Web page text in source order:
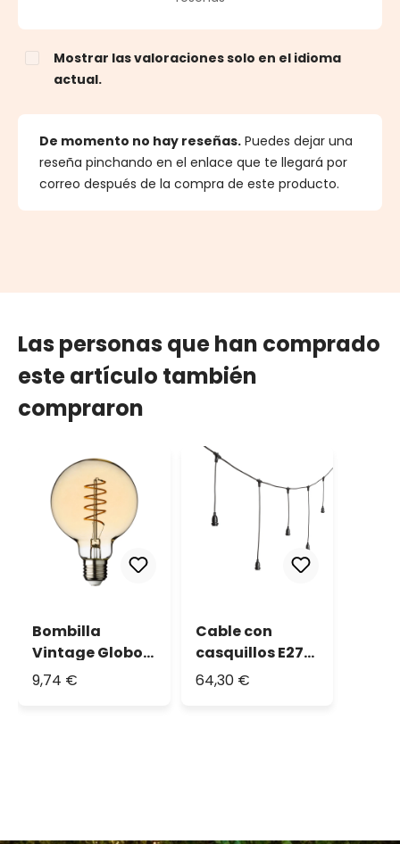
Mostrar las valoraciones solo en el idioma
actual.
De momento no hay reseñas. Puedes dejar una
reseña pinchando en el enlace que te llegará por
correo después de la compra de este producto.
Las personas que han comprado
este artículo también
compraron
Bombilla
Vintage Globo,
filamento Led
9,74 €
Cable con
casquillos E27
colgantes
64,30 €